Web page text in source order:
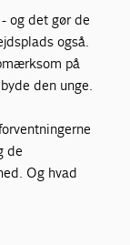
og det gør de
også.
på
den unge.
de
Og hvad